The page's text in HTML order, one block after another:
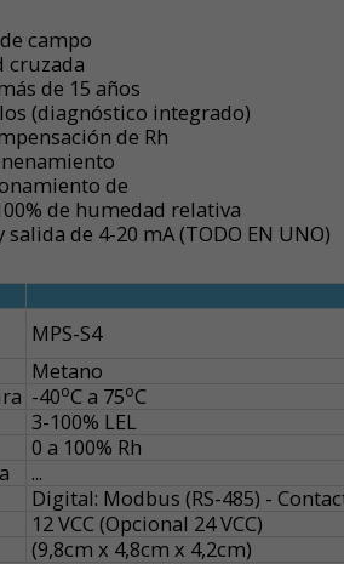
campo
cruzada
de 15 años
(diagnóstico integrado)
de Rh
de
de humedad relativa
de 4-20 mA (TODO EN UNO)
MPS-S4
Metano
-40oC a 75oC
3-100% LEL
0 a 100% Rh
...
Digital: Modbus (RS-485) -
12 VCC (Opcional 24 VCC)
(9,8cm x 4,8cm x 4,2cm)